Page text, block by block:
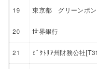
19 東京都 グリーンボン
20 世界銀行
21 ﾋﾞｸﾄﾘｱ州財務公社